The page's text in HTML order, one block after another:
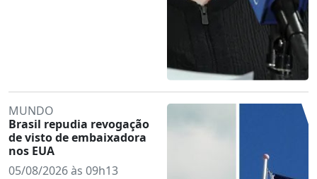
MUNDO
Brasil repudia revogação
de visto de embaixadora
nos EUA
05/08/2026 às 09h13